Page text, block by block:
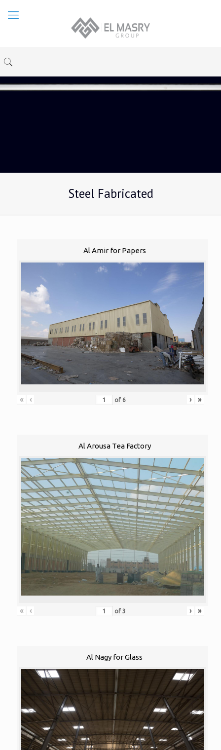
Steel Fabricated
Al Amir for Papers
« ‹ of 6 › »
Al Arousa Tea Factory
« ‹ of 3 › »
Al Nagy for Glass